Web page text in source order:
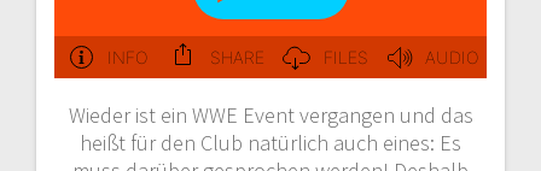
Wieder ist ein WWE Event vergangen und das
heißt für den Club natürlich auch eines: Es